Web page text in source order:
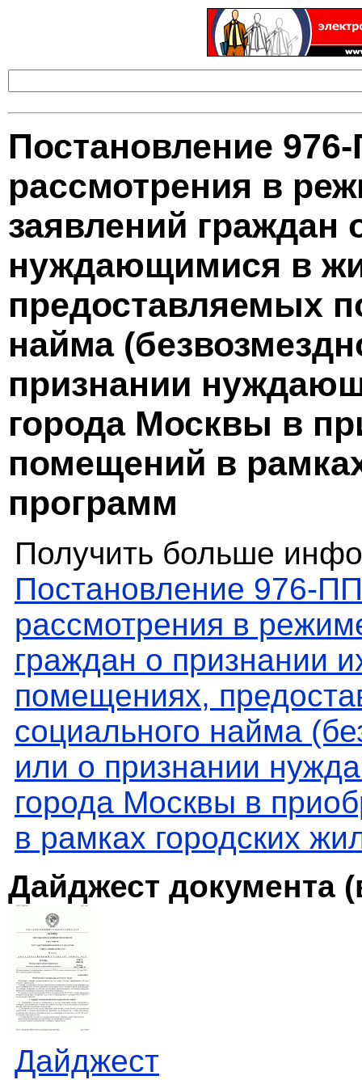
Постановление
рассмотрения в
заявлений граждан
нуждающимися в
предоставляемых
найма
признании
города Москвы в
помещений в
программ
Получить больше
Постановление 976-
рассмотрения в
граждан о признании
помещениях,
социального найма
или о признании
города Москвы в
в рамках городских
Дайджест документа
Дайджест